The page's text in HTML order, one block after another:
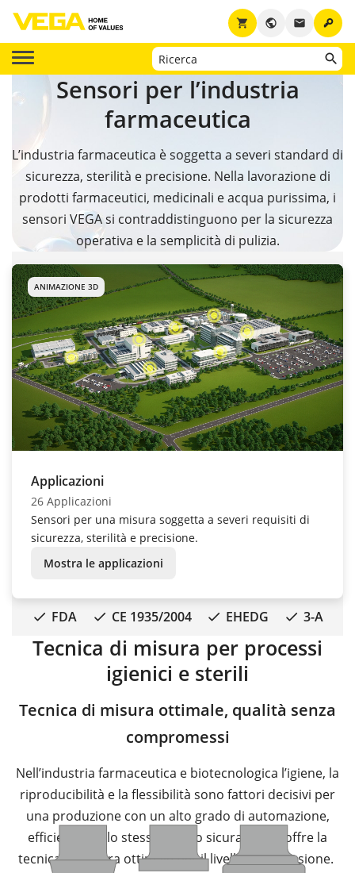
key
email
public
shopping_cart
Sensori per l’industria
farmaceutica
L’industria farmaceutica è soggetta a severi standard di
sicurezza, sterilità e precisione. Nella lavorazione di
prodotti farmaceutici, medicinali e acqua purissima, i
sensori VEGA si contraddistinguono per la sicurezza
operativa e la semplicità di pulizia.
ANIMAZIONE 3D
Applicazioni
26 Applicazioni
Sensori per una misura soggetta a severi requisiti di
sicurezza, sterilità e precisione.
Mostra le applicazioni
FDA CE 1935/2004 EHEDG 3-A
Tecnica di misura per processi
igienici e sterili
Tecnica di misura ottimale, qualità senza
compromessi
Nell’industria farmaceutica e biotecnologica l’igiene, la
riproducibilità e la flessibilità sono fattori decisivi per
una produzione con un alto grado di automazione,
efficiente e allo stesso tempo sicura. VEGA offre la
tecnica di misura ottimale per il livello e la pressione.